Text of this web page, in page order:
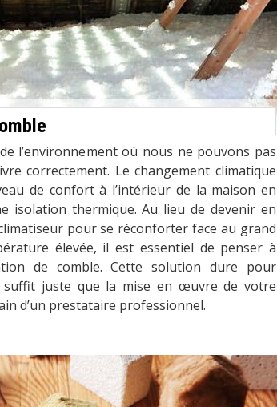
l’environnement où nous ne pouvons pas
correctement. Le changement climatique
de confort à l’intérieur de la maison en
isolation thermique. Au lieu de devenir en
pour se réconforter face au grand
élevée, il est essentiel de penser à
de comble. Cette solution dure pour
suffit juste que la mise en œuvre de votre
d’un prestataire professionnel.